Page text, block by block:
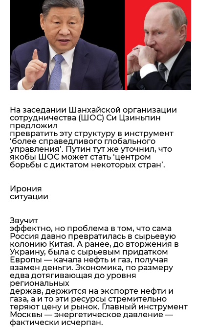
Новости Крыма
Донбасс
Армия Украины
Общество
Пресс-релизы
Пресс-релизы
Авторское
Мнение
Блоги
ИноСМИ
На заседании Шанхайской организации
сотрудничества (ШОС) Си Цзиньпин
предложил
превратить эту структуру в инструмент
‘более справедливого глобального
управления’. Путин тут же уточнил, что
якобы ШОС может стать ‘центром
борьбы с диктатом некоторых стран’.
Ирония
ситуации
Звучит
эффектно, но проблема в том, что сама
Россия давно превратилась в сырьевую
колонию Китая. А ранее, до вторжения в
Украину, была с сырьевым придатком
Европы — качала нефть и газ, получая
взамен деньги. Экономика, по размеру
едва дотягивающая до уровня
региональных
держав, держится на экспорте нефти и
газа, а и то эти ресурсы стремительно
теряют цену и рынок. Главный инструмент
Москвы — энергетическое давление —
фактически исчерпан.